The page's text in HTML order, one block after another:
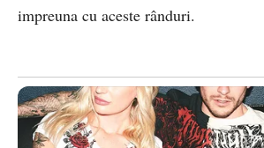
impreuna cu aceste rânduri.